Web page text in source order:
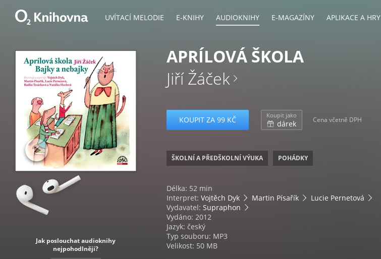
UVÍTACÍ MELODIE E-KNIHY AUDIOKNIHY E-MAGAZÍNY APLIKACE A HRY
Jak poslouchat audioknihy
nejpohodlněji?
APRÍLOVÁ ŠKOLA
Jiří Žáček
KOUPIT ZA 99 KČ Koupit jako
dárek Cena včetně DPH
ŠKOLNÍ A PŘEDŠKOLNÍ VÝUKA POHÁDKY
Délka: 52 min
Interpret: Vojtěch Dyk Martin Písařík
Lucie Pernetová
Vydavatel: Supraphon
Vydáno: 2012
Jazyk: český
Typ souboru: MP3
Velikost: 50 MB